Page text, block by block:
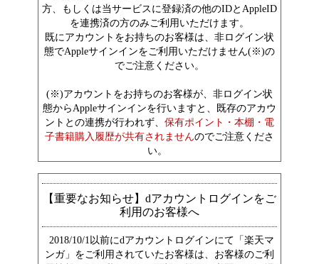
方、もしくは当サービスに登録済の他のIDとAppleID
を連携済の方のみご利用いただけます。
既にアカウントをお持ちのお客様は、非ログイン状
態でAppleサインインをご利用いただけません(※)の
でご注意ください。
(※)アカウントをお持ちのお客様が、非ログイン状
態からAppleサインインを行いますと、既存のアカウ
ントとの連携が行われず、 保有ポイント・本棚・電
子書籍購入履歴が共有されませんのでご注意くださ
い。
【重要なお知らせ】dアカウントログインをご
利用のお客様へ
2018/10/1以前にdアカウントログインにて「楽天マ
ンガ」をご利用されていたお客様は、お客様のご利